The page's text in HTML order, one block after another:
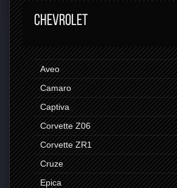
CHEVROLET
Aveo
Camaro
Captiva
Corvette Z06
Corvette ZR1
Cruze
Epica